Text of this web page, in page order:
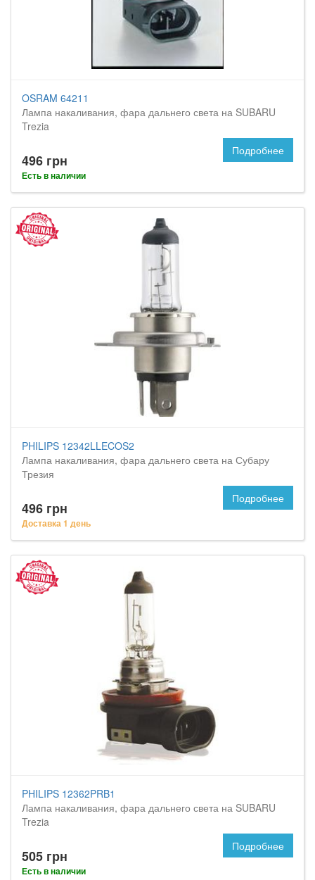
OSRAM 64211
Лампа накаливания, фара дальнего света на SUBARU
Trezia
496 грн
Есть в наличии
Подробнее
PHILIPS 12342LLECOS2
Лампа накаливания, фара дальнего света на Субару
Трезия
496 грн
Доставка 1 день
Подробнее
PHILIPS 12362PRB1
Лампа накаливания, фара дальнего света на SUBARU
Trezia
505 грн
Есть в наличии
Подробнее